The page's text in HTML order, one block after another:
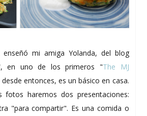
mi amiga Yolanda, del blog
en uno de los primeros "The MJ
desde entonces, es un básico en casa.
fotos haremos dos presentaciones:
"para compartir". Es una comida o